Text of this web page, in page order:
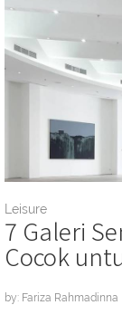
Leisure
7 Galeri
Cocok
by: Fariza Rahmadinna